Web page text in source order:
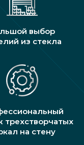
выбор
из стекла
трехстворчатых
на стену